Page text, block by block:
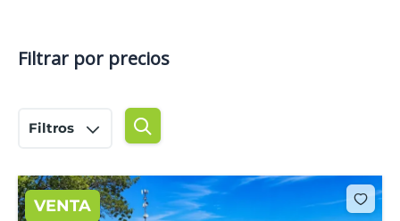
Filtrar por precios
Filtros
VENTA